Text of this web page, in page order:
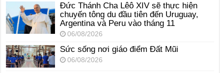
Đức Thánh Cha Lêô XIV sẽ thực hiện
chuyến tông du đầu tiên đến Uruguay,
Argentina và Peru vào tháng 11
06/08/2026
Sức sống nơi giáo điểm Đất Mũi
06/08/2026